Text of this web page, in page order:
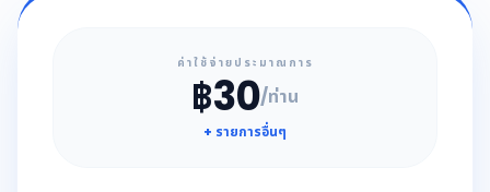
ค่าใช้จ่ายประมาณการ
฿30/ท่าน
+ รายการอื่นๆ